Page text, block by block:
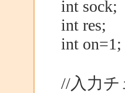
int sock;
int res;
int on=1;
//入力チ